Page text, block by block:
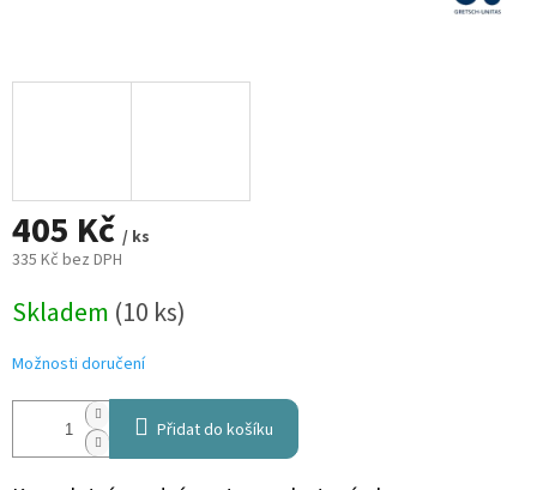
405 Kč / ks
335 Kč bez DPH
cena:
Skladem (10 ks)
Možnosti doručení
Přidat do košíku